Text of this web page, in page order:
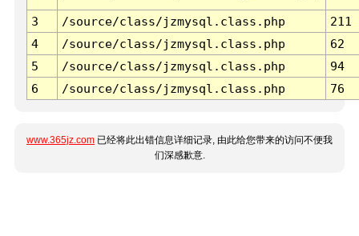
3 /source/class/jzmysql.class.php
211
4
/source/class/jzmysql.class.php
62
5
/source/class/jzmysql.class.php
94
6
/source/class/jzmysql.class.php 76
www.365jz.com 已经将此出错信息详细记录, 由此给您带来的访问不便我
们深感歉意.